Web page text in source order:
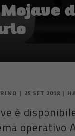
Mojave
| 25 SET 2018 |
è
operativo